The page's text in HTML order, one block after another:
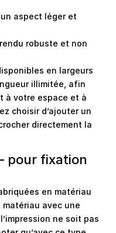
aspect léger et
robuste et non
en largeurs
illimitée, afin
à votre espace et à
choisir d’ajouter un
directement la
pour fixation
en matériau
matériau avec une
ne soit pas